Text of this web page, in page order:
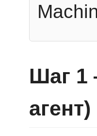
Шаг 1
агент)